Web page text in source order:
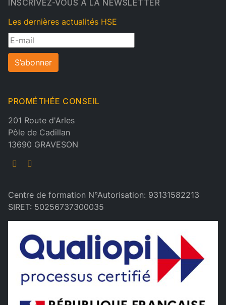
INSCRIVEZ-VOUS À LA NEWSLETTER
Les dernières actualités HSE
S’abonner
PROMÉTHÉE CONSEIL
201 Route d'Arles
Pôle de Cadillan
13690 GRAVESON
Centre de formation N°Autorisation: 93131582213
SIRET: 50256737300035